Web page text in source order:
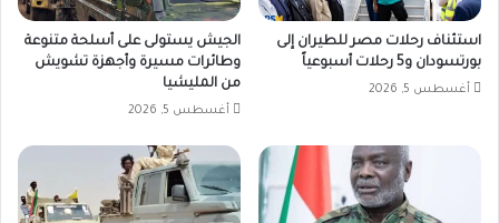
استئناف رحلات مصر للطيران إلى
بورتسودان و5 رحلات أسبوعياً
أغسطس 5, 2026
الجيش يستولى على أسلحة متنوعة
وطائرات مسيرة وأجهزة تشويش
من المليشيا
أغسطس 5, 2026